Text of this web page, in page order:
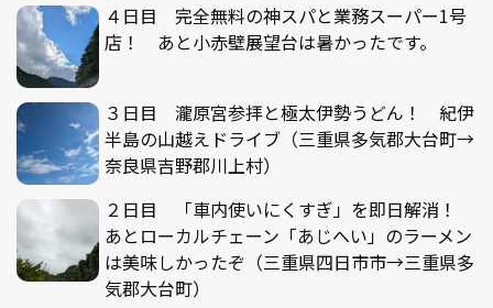
４日目 完全無料の神スパと業務スーパー1号
店！ あと小赤壁展望台は暑かったです。
３日目 瀧原宮参拝と極太伊勢うどん！ 紀伊
半島の山越えドライブ（三重県多気郡大台町→
奈良県吉野郡川上村）
２日目 「車内使いにくすぎ」を即日解消！
あとローカルチェーン「あじへい」のラーメン
は美味しかったぞ（三重県四日市市→三重県多
気郡大台町）